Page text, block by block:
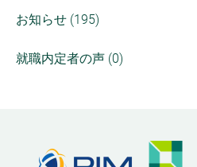
お知らせ (195)
就職内定者の声 (0)